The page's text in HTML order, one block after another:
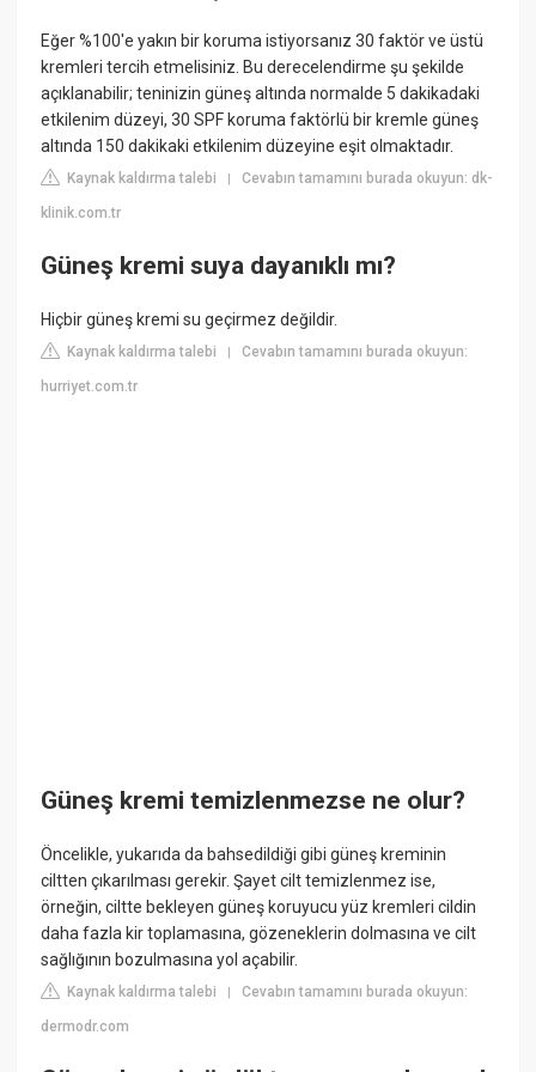
Eğer %100'e yakın bir koruma istiyorsanız 30 faktör ve üstü
kremleri tercih etmelisiniz. Bu derecelendirme şu şekilde
açıklanabilir; teninizin güneş altında normalde 5 dakikadaki
etkilenim düzeyi, 30 SPF koruma faktörlü bir kremle güneş
altında 150 dakikaki etkilenim düzeyine eşit olmaktadır.
Kaynak kaldırma talebi |Cevabın tamamını burada okuyun: dk-
klinik.com.tr
Güneş kremi suya dayanıklı mı?
Hiçbir güneş kremi su geçirmez değildir.
Kaynak kaldırma talebi |Cevabın tamamını burada okuyun:
hurriyet.com.tr
Güneş kremi temizlenmezse ne olur?
Öncelikle, yukarıda da bahsedildiği gibi güneş kreminin
ciltten çıkarılması gerekir. Şayet cilt temizlenmez ise,
örneğin, ciltte bekleyen güneş koruyucu yüz kremleri cildin
daha fazla kir toplamasına, gözeneklerin dolmasına ve cilt
sağlığının bozulmasına yol açabilir.
Kaynak kaldırma talebi |Cevabın tamamını burada okuyun:
dermodr.com